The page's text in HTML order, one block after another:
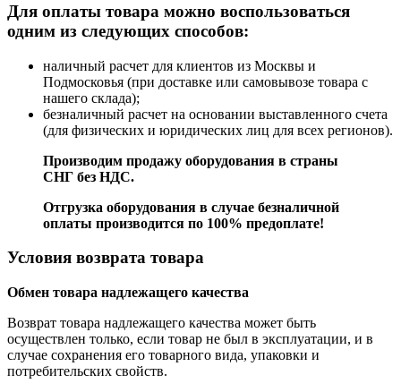
Для оплаты товара можно воспользоваться
одним из следующих способов:
наличный расчет для клиентов из Москвы и
Подмосковья (при доставке или самовывозе товара с
нашего склада);
безналичный расчет на основании выставленного счета
(для физических и юридических лиц для всех регионов).
Производим продажу оборудования в страны
СНГ без НДС.
Отгрузка оборудования в случае безналичной
оплаты производится по 100% предоплате!
Условия возврата товара
Обмен товара надлежащего качества
Возврат товара надлежащего качества может быть
осуществлен только, если товар не был в эксплуатации, и в
случае сохранения его товарного вида, упаковки и
потребительских свойств.